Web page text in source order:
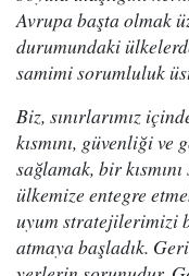
Avrupa başta olmak
durumundaki
samimi sorumluluk
Biz, sınırlarımız
kısmını, güvenliği
sağlamak, bir
ülkemize entegre
uyum stratejilerimizi
atmaya başladık.